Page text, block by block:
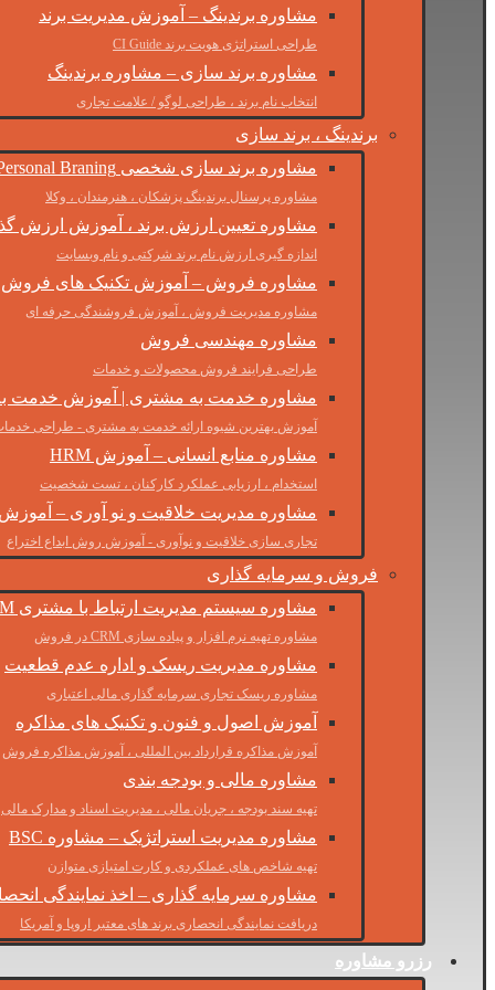
مشاوره برندینگ – آموزش مدیریت برند
طراحی استراتژی هویت برند CI Guide
مشاوره برند سازی – مشاوره برندینگ
انتخاب نام برند ، طراحی لوگو / علامت تجاری
برندینگ ، برند سازی
مشاوره برند سازی شخصی Personal Braning
مشاوره پرسنال برندینگ پزشکان ، هنرمندان ، وکلا
مشاوره تعیین ارزش برند ، آموزش ارزش
اندازه گیری ارزش نام برند شرکتی و نام وبسایت
مشاوره فروش – آموزش تکنیک های فروش
مشاوره مدیریت فروش ، آموزش فروشندگی حرفه ای
مشاوره مهندسی فروش
طراحی فرایند فروش محصولات و خدمات
مشاوره خدمت به مشتری | آموزش خدمت
آموزش بهترین شیوه ارائه خدمت به مشتری - طراحی
مشاوره منابع انسانی – آموزش HRM
استخدام ، ارزیابی عملکرد کارکنان ، تست شخصیت
مشاوره مدیریت خلاقیت و نو آوری –
تجاری سازی خلاقیت و نوآوری - آموزش روش ابداع اختراع
فروش و سرمایه گذاری
مشاوره سیستم مدیریت ارتباط با مشتری CRM
مشاوره تهیه نرم افزار و پیاده سازی CRM در فروش
مشاوره مدیریت ریسک و اداره عدم قطعیت
مشاوره ریسک تجاری سرمایه گذاری مالی اعتباری
آموزش اصول و فنون و تکنیک های مذاکره
آموزش مذاکره قرارداد بین المللی ، آموزش مذاکره فروش
مشاوره مالی و بودجه بندی
تهیه سند بودجه ، جریان مالی ، مدیریت اسناد و مدارک مالی
مشاوره مدیریت استراتژیک – مشاوره BSC
تهیه شاخص های عملکردی و کارت امتیازی متوازن
مشاوره سرمایه گذاری – اخذ نمایندگی
دریافت نمایندگی انحصاری برند های معتبر اروپا و آمریکا
رزرو مشاوره